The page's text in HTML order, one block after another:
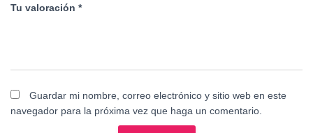
Tu valoración *
Guardar mi nombre, correo electrónico y sitio web en este
navegador para la próxima vez que haga un comentario.